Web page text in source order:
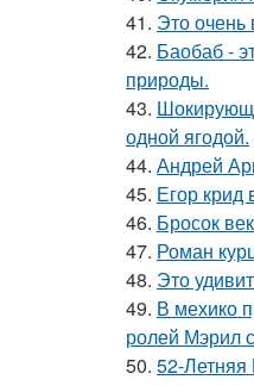
41. Это очень
42. Баобаб -
природы.
43.
одной ягодой.
44. Андрей
45. Егор крид
46. Бросок
47. Роман
48. Это
49. В мехико
ролей Мэрил
50. 52-Летняя